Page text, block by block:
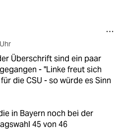
Überschrift sind ein paar
- "Linke freut sich
die CSU - so würde es Sinn
in Bayern noch bei der
45 von 46